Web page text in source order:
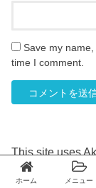
Save my
time I comment.
This site uses
comment data
ホーム メニュー
Twitter